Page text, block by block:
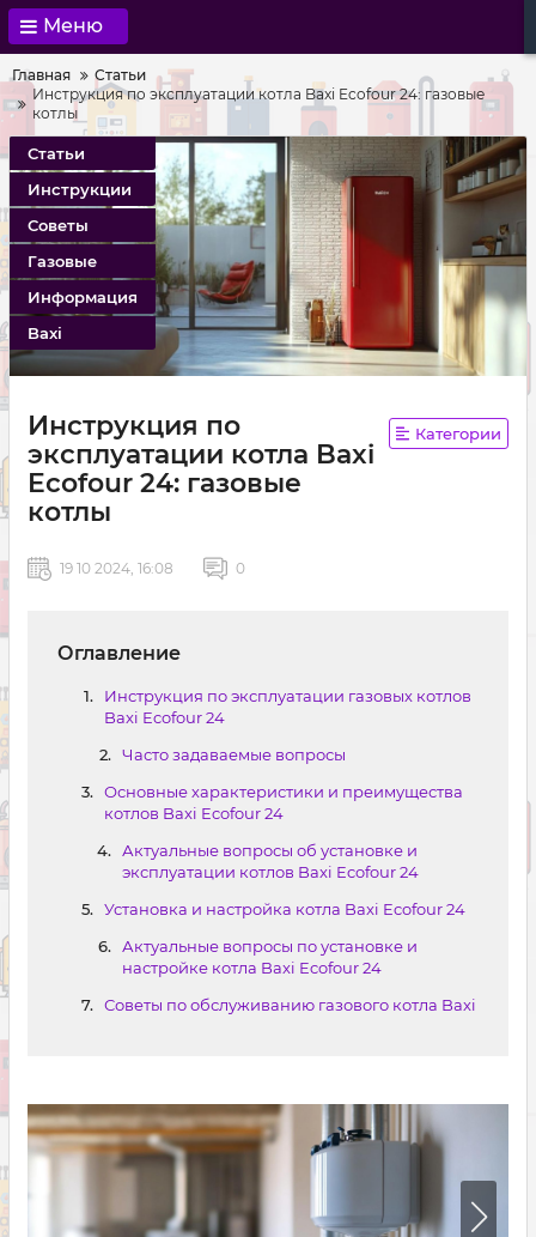
Меню
Главная
Статьи
Инструкция по эксплуатации котла Baxi Ecofour 24: газовые
котлы
Статьи
Инструкции
Советы
Газовые
Информация
Baxi
Инструкция по
эксплуатации котла Baxi
Ecofour 24: газовые
котлы
Категории
19 10 2024, 16:08 0
Оглавление
Инструкция по эксплуатации газовых котлов
Baxi Ecofour 24
Часто задаваемые вопросы
Основные характеристики и преимущества
котлов Baxi Ecofour 24
Актуальные вопросы об установке и
эксплуатации котлов Baxi Ecofour 24
Установка и настройка котла Baxi Ecofour 24
Актуальные вопросы по установке и
настройке котла Baxi Ecofour 24
Советы по обслуживанию газового котла Baxi